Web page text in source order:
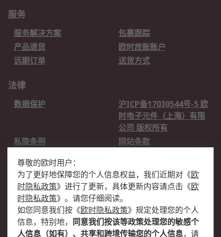
服务
服务解决方案
包裹跟踪
产品退货
欧时放账账户
远期订单
送货方式
法律
数据保护
沪ICP备17030544号-5 欧
时电子元件（上海）有限
公司 版权所有
私隐条例
网站条款
关于欧时
欧时销售条款
账户和付款
企业集团
全球办事处
关于我们
新闻中心
尊敬的欧时用户：
为了更好地保障您的个人信息权益，我们近期对 《欧
时隐私政策》 进行了更新，具体更新内容请点击 《欧
时隐私政策》 。请您仔细阅读。
如您同意我们按 《欧时隐私政策》 规定处理您的个人
信息，特别地，
同意我们按该等政策处理您的敏感个
人信息（如有）、共享和跨境传输您的个人信息，请